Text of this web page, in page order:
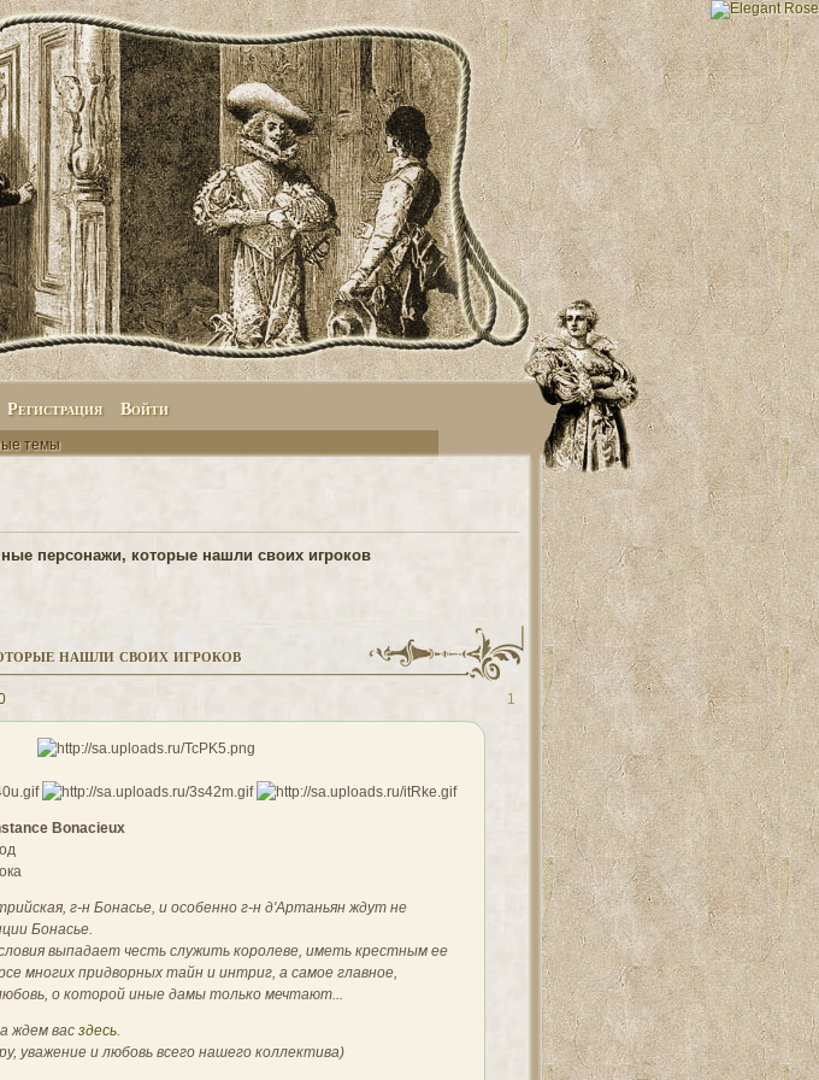
Регистрация Войти
темы
персонажи, которые нашли своих игроков
нашли своих игроков
1
Bonacieux
г-н Бонасье, и особенно г-н д'Артаньян ждут не
Бонасье.
выпадает честь служить королеве, иметь крестным ее
многих придворных тайн и интриг, а самое главное,
о которой иные дамы только мечтают...
ждем васздесь.
уважение и любовь всего нашего коллектива)